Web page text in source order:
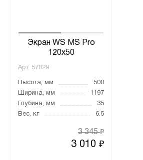
Экран WS MS Pro
120x50
Арт. 57029
Высота, мм
500
Ширина, мм
1197
Глубина, мм
35
Вес, кг
6.5
3 010 ₽
3 345₽